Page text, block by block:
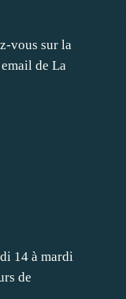
vous sur la
de La
14 à mardi
de